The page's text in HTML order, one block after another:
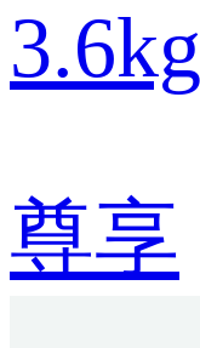
3.6kg
尊享